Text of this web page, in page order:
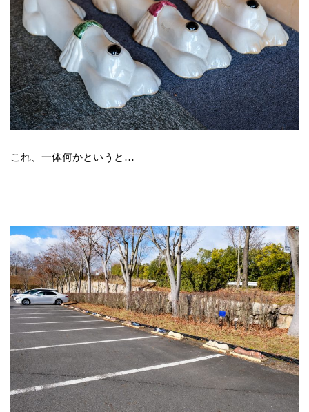
これ、一体何かというと…